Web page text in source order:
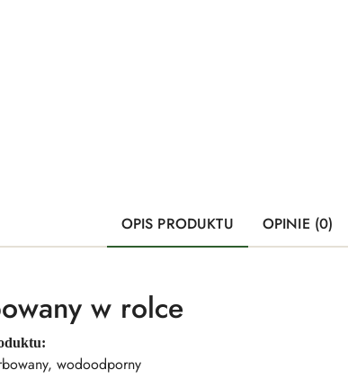
OPIS PRODUKTU OPINIE (0)
w rolce
wodoodporny